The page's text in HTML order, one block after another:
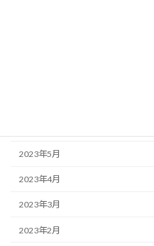
2023年5月
2023年4月
2023年3月
2023年2月